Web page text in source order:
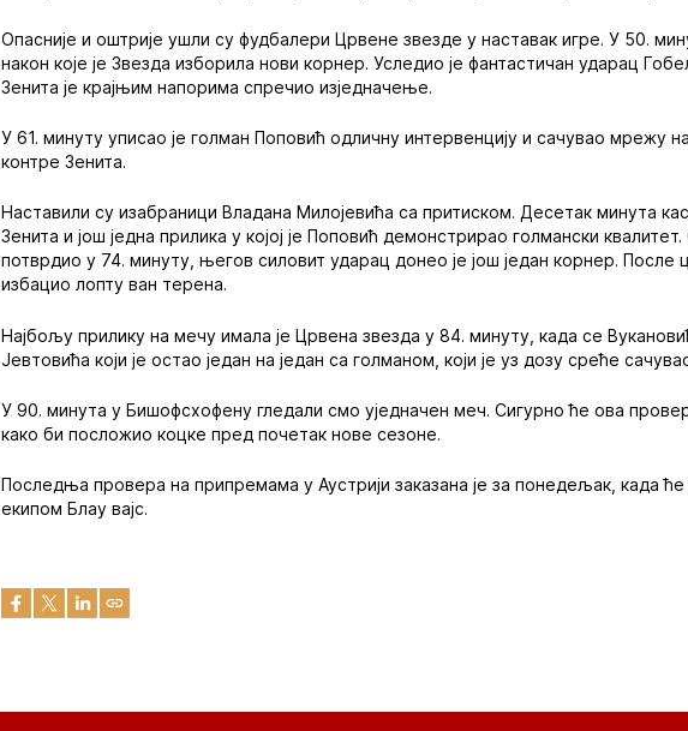
Опасније и оштрије ушли су фудбалери Црвене звезде у наставак игре. У 50.
након које је Звезда изборила нови корнер. Уследио је фантастичан ударац
Зенита је крајњим напорима спречио изједначење.
У 61. минуту уписао је голман Поповић одличну интервенцију и сачувао мрежу
контре Зенита.
Наставили су изабраници Владана Милојевића са притиском. Десетак минута
Зенита и још једна прилика у којој је Поповић демонстрирао голмански
потврдио у 74. минуту, његов силовит ударац донео је још један корнер.
избацио лопту ван терена.
Најбољу прилику на мечу имала је Црвена звезда у 84. минуту, када се
Јевтовића који је остао један на један са голманом, који је уз дозу среће
У 90. минута у Бишофсхофену гледали смо уједначен меч. Сигурно ће ова
како би посложио коцке пред почетак нове сезоне.
Последња провера на припремама у Аустрији заказана је за понедељак, када
екипом Блау вајс.